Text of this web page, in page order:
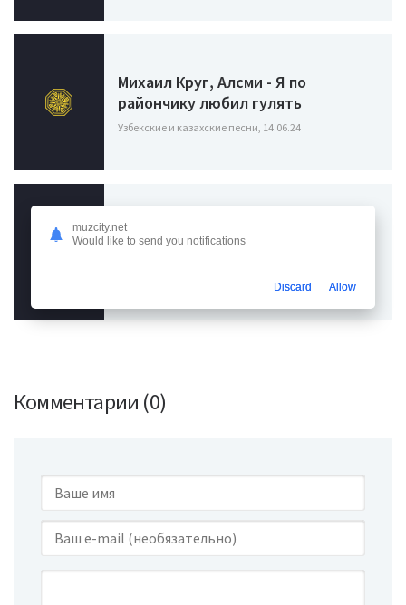
Михаил Круг, Алсми - Я по
райончику любил гулять
Узбекские и казахские песни, 14.06.24
Элвин Грей, Тайпан, IL’GIZ - Я так
любил
Комментарии (0)
muzcity.net
Would like to send you notifications
Discard Allow